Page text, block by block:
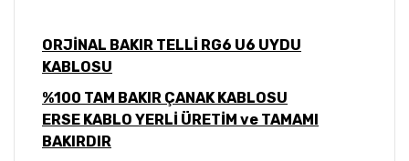
ORJİNAL BAKIR TELLİ RG6 U6 UYDU
KABLOSU
%100 TAM BAKIR ÇANAK KABLOSU
ERSE KABLO YERLİ ÜRETİM ve TAMAMI
BAKIRDIR